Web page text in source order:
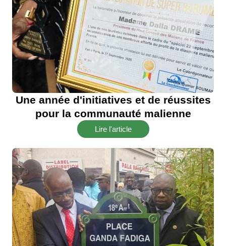
Une année d'initiatives et de réussites
pour la communauté malienne
Lire l'article